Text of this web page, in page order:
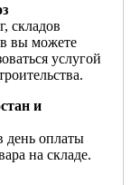
складов
вы можете
услугой
и
день оплаты
на складе.